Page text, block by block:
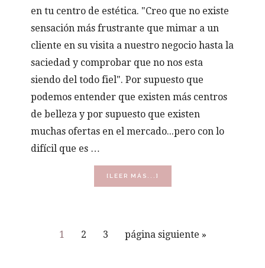
en tu centro de estética. "Creo que no existe
sensación más frustrante que mimar a un
cliente en su visita a nuestro negocio hasta la
saciedad y comprobar que no nos esta
siendo del todo fiel". Por supuesto que
podemos entender que existen más centros
de belleza y por supuesto que existen
muchas ofertas en el mercado...pero con lo
difícil que es …
[LEER MÁS...]
DE
PARA
Página
1 Página
2 Página
3
Ir
página siguiente »